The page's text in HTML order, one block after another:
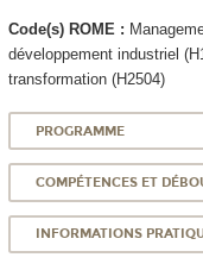
Code(s) ROME :
développement industriel
transformation (H2504)
PROGRAMME
COMPÉTENCES ET
INFORMATIONS